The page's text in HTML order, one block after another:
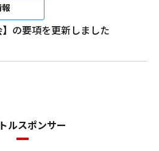
の要項を更新しました
ルスポンサー